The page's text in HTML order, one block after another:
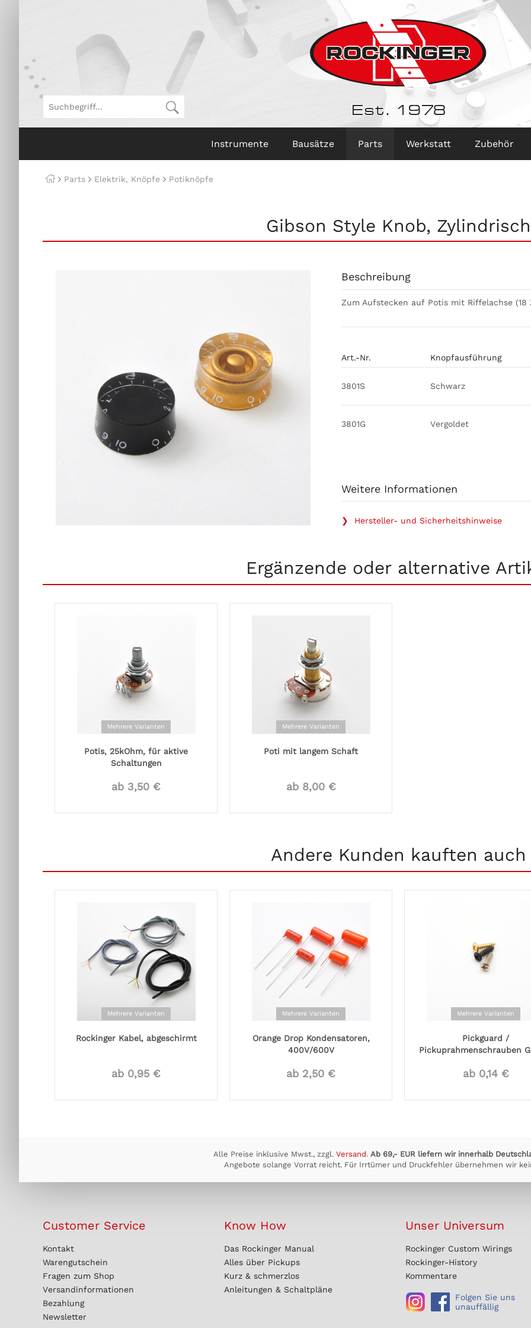
Est. 1978
Instrumente Bausätze Parts Werkstatt Zubehör
Parts Elektrik, Knöpfe Potiknöpfe
Gibson Style Knob, Zylindrisch
Art.-Nr. Knopfausführung
3801S Schwarz
3801G Vergoldet
Beschreibung
Zum Aufstecken auf Potis mit Riffelachse (18
Weitere Informationen
❯ Hersteller- und Sicherheitshinweise
Ergänzende oder alternative
Mehrere Varianten
Potis, 25kOhm, für aktive
Schaltungen
ab 3,50 €
Mehrere Varianten
Poti mit langem Schaft
ab 8,00 €
Andere Kunden kauften auch
Mehrere Varianten
Rockinger Kabel, abgeschirmt
ab 0,95 €
Mehrere Varianten
Orange Drop Kondensatoren,
400V/600V
ab 2,50 €
Mehrere Varianten
Pickguard /
Pickuprahmenschrauben
ab 0,14 €
Alle Preise inklusive Mwst., zzgl. Versand. Ab 69,- EUR liefern wir innerhalb
Angebote solange Vorrat reicht. Für Irrtümer und Druckfehler übernehmen wir
Customer Service
Kontakt
Warengutschein
Fragen zum Shop
Versandinformationen
Bezahlung
Newsletter
Know How
Das Rockinger Manual
Alles über Pickups
Kurz & schmerzlos
Anleitungen & Schaltpläne
Unser Universum
Rockinger Custom Wirings
Rockinger-History
Kommentare
Folgen Sie uns
unauffällig